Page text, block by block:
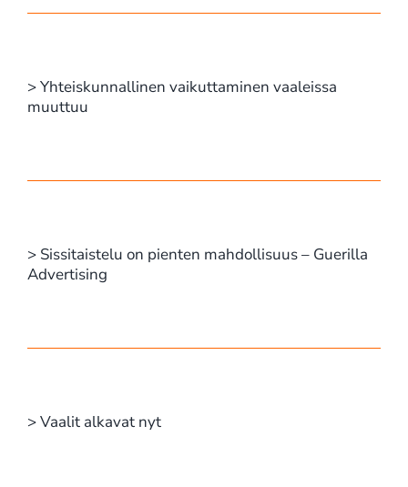
> Yhteiskunnallinen vaikuttaminen vaaleissa
muuttuu
> Sissitaistelu on pienten mahdollisuus – Guerilla
Advertising
> Vaalit alkavat nyt